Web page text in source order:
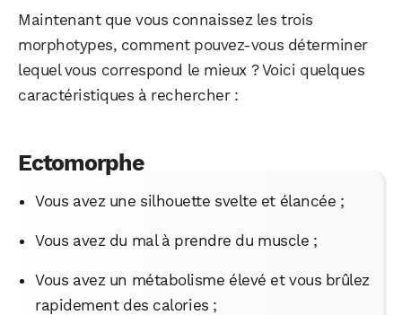
Maintenant que vous connaissez les trois
morphotypes, comment pouvez-vous déterminer
lequel vous correspond le mieux ? Voici quelques
caractéristiques à rechercher :
Ectomorphe
Vous avez une silhouette svelte et élancée ;
Vous avez du mal à prendre du muscle ;
Vous avez un métabolisme élevé et vous brûlez
rapidement des calories ;